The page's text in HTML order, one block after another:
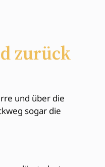
zurück
und über die
sogar die